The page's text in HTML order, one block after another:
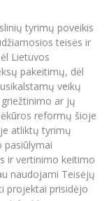
tyrimų poveikis
teisės ir
Lietuvos
pakeitimų, dėl
veikų
ar jų
reformų šioje
atliktų tyrimų
ir vertinimo keitimo
naudojami Teisėjų
projektai prisidėjo